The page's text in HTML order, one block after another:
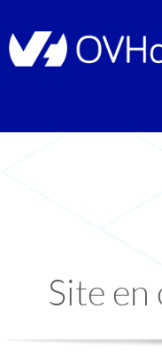
Site